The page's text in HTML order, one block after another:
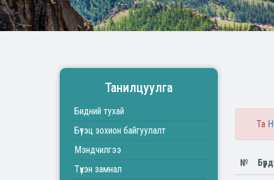
Танилцуулга
Бидний тухай
Бүтэц зохион байгуулалт
Мэндчилгээ
Түүхэн замнал
Та
№